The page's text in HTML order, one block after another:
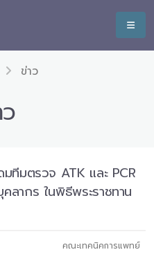
ข่าว
ทีมตรวจ ATK และ PCR
ลากร ในพิธีพระราชทาน
คณะเทคนิคการแพทย์